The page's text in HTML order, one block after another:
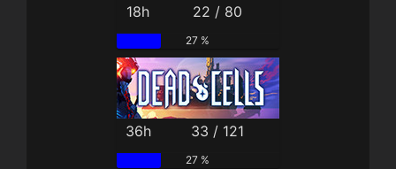
18h 22 / 80
27 %
36h 33 / 121
27 %